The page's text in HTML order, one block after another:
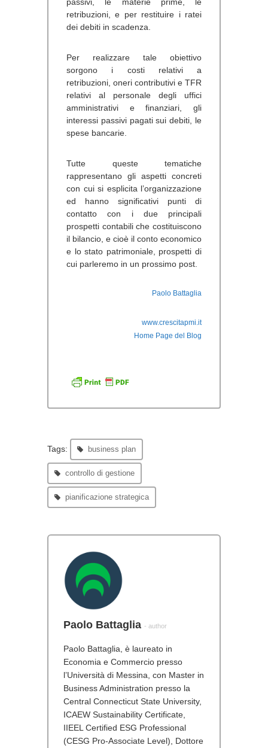
retribuzioni, e per restituire i ratei
dei debiti in scadenza.
Per realizzare tale obiettivo
sorgono i costi relativi a
retribuzioni, oneri contributivi e TFR
relativi al personale degli uffici
amministrativi e finanziari, gli
interessi passivi pagati sui debiti, le
spese bancarie.
Tutte queste tematiche
rappresentano gli aspetti concreti
con cui si esplicita l’organizzazione
ed hanno significativi punti di
contatto con i due principali
prospetti contabili che costituiscono
il bilancio, e cioè il conto economico
e lo stato patrimoniale, prospetti di
cui parleremo in un prossimo post.
Paolo Battaglia
www.crescitapmi.it
Home Page del Blog
Tags: business plan
controllo di gestione
pianificazione strategica
Paolo Battaglia - author
Paolo Battaglia, è laureato in
Economia e Commercio presso
l’Università di Messina, con Master in
Business Administration presso la
Central Connecticut State University,
ICAEW Sustainability Certificate,
IIEEL Certified ESG Professional
(CESG Pro-Associate Level), Dottore